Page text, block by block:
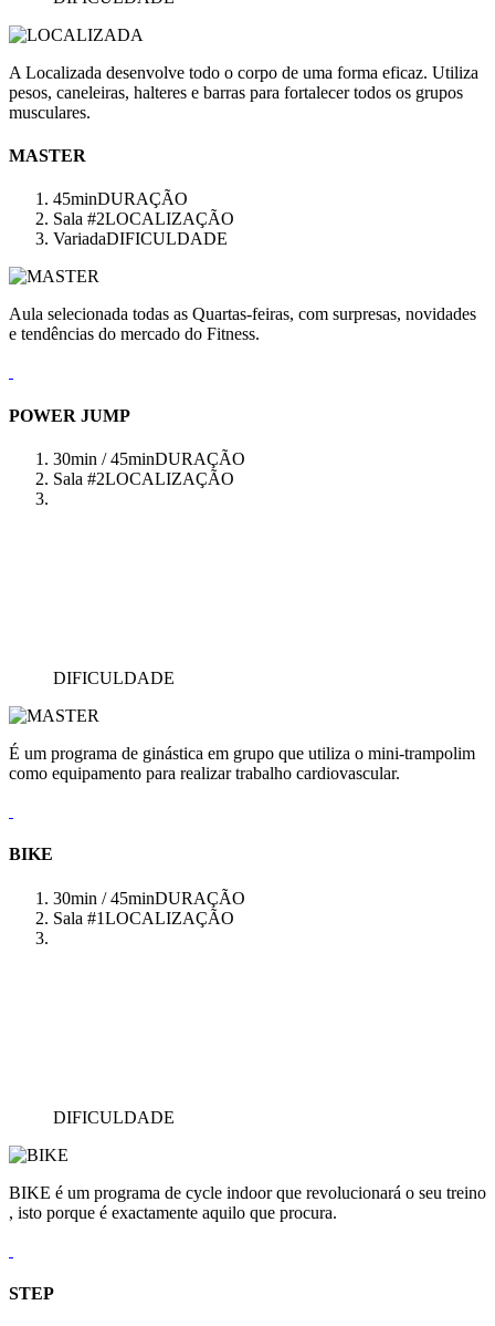
A Localizada desenvolve todo o corpo de uma forma eficaz. Utiliza
pesos, caneleiras, halteres e barras para fortalecer todos os grupos
musculares.
MASTER
45minDURAÇÃO
Sala #2LOCALIZAÇÃO
VariadaDIFICULDADE
Aula selecionada todas as Quartas-feiras, com surpresas, novidades
e tendências do mercado do Fitness.
POWER JUMP
30min / 45minDURAÇÃO
Sala #2LOCALIZAÇÃO
DIFICULDADE
É um programa de ginástica em grupo que utiliza o mini-trampolim
como equipamento para realizar trabalho cardiovascular.
BIKE
30min / 45minDURAÇÃO
Sala #1LOCALIZAÇÃO
DIFICULDADE
BIKE é um programa de cycle indoor que revolucionará o seu treino
, isto porque é exactamente aquilo que procura.
STEP